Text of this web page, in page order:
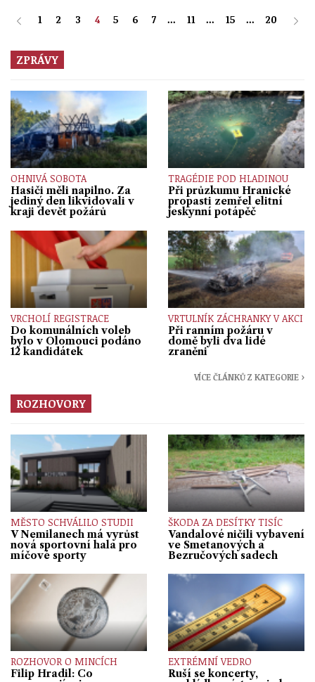
1 2 3 4 5 6 7 ... 11 ... 15 ... 20
ZPRÁVY
OHNIVÁ SOBOTA
Hasiči měli napilno. Za
jediný den likvidovali v
kraji devět požárů
TRAGÉDIE POD HLADINOU
Při průzkumu Hranické
propasti zemřel elitní
jeskynní potápěč
VRCHOLÍ REGISTRACE
Do komunálních voleb
bylo v Olomouci podáno
12 kandidátek
VRTULNÍK ZÁCHRANKY V AKCI
Při ranním požáru v
domě byli dva lidé
zraněni
VÍCE ČLÁNKŮ Z KATEGORIE ›
ROZHOVORY
MĚSTO SCHVÁLILO STUDII
V Nemilanech má vyrůst
nová sportovní hala pro
míčové sporty
ŠKODA ZA DESÍTKY TISÍC
Vandalové ničili vybavení
ve Smetanových a
Bezručových sadech
ROZHOVOR O MINCÍCH
Filip Hradil: Co
EXTRÉMNÍ VEDRO
Ruší se koncerty,